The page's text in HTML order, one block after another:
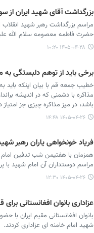
بزرگداشت آقای شهید ایران از
مراسم بزرگداشت رهبر شهید
حضرت فاطمه معصومه سلام الله
۱۴۰۵-۰۴-۲۸ ۱۰:۲۰
برخی باید از توهم دلبستگی به
خطیب جمعه قم با بیان اینکه باید
مذاکره با دشمنی که در اندیشه
باشد، در میز مذاکره چیزی جز
۱۴۰۵-۰۴-۲۶ ۱۴:۴۸
فریاد خونخواهی یاران رهبر
همزمان با هفتیمن شب تدفین امام
مراسم دوستداران آن امام شهید با
۱۴۰۵-۰۴-۲۶ ۱۲:۳۰
عزاداری بانوان افغانستانی
بانوان افغانستانی مقیم ایران
شهید امام خامنه ای عزاداری کردند.